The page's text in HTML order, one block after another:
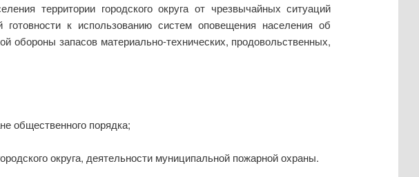
территории городского округа от чрезвычайных ситуаций
готовности к использованию систем оповещения населения об
обороны запасов материально-технических, продовольственных,
общественного порядка;
округа, деятельности муниципальной пожарной охраны.